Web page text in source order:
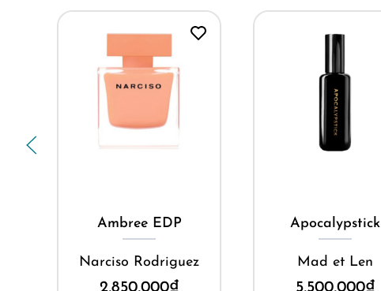
Ambree EDP
Narciso Rodriguez
Apocalypstick
Mad et Len